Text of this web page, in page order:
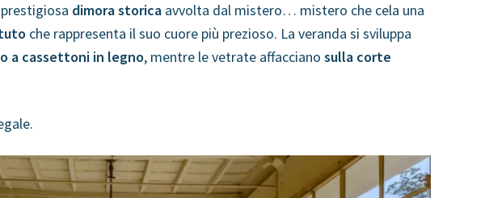
dimora storica avvolta dal mistero… mistero che cela una
che rappresenta il suo cuore più prezioso. La veranda si sviluppa
a cassettoni in legno, mentre le vetrate affacciano sulla corte